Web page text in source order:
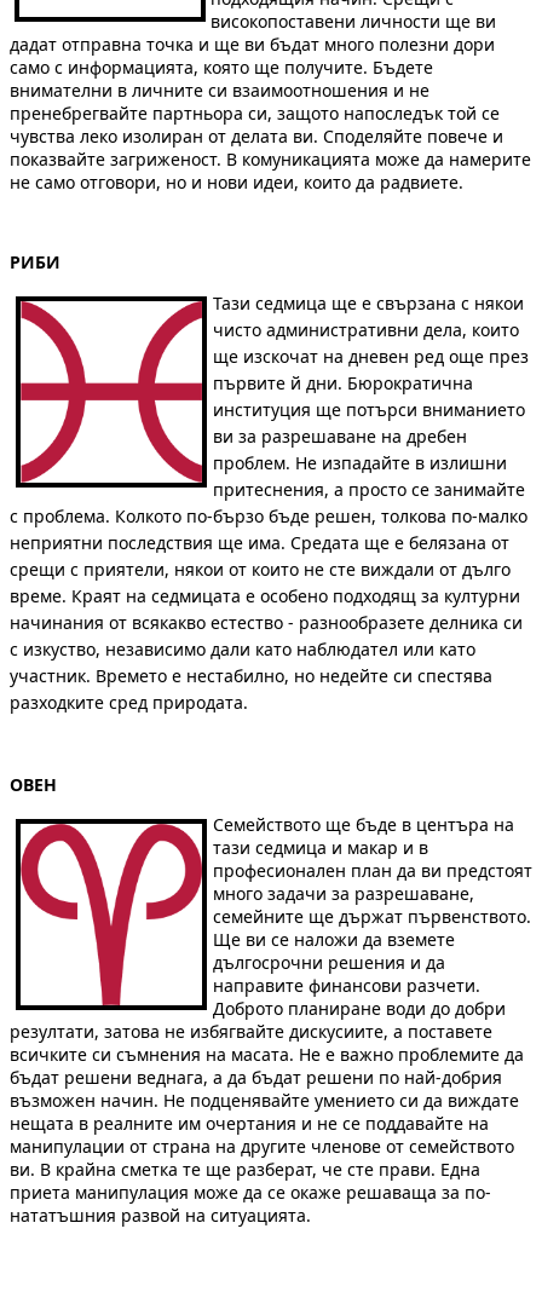
високопоставени личности ще ви
дадат отправна точка и ще ви бъдат много полезни дори
само с информацията, която ще получите. Бъдете
внимателни в личните си взаимоотношения и не
пренебрегвайте партньора си, защото напоследък той се
чувства леко изолиран от делата ви. Споделяйте повече и
показвайте загриженост. В комуникацията може да намерите
не само отговори, но и нови идеи, които да радвиете.
РИБИ
Тази седмица ще е свързана с някои
чисто административни дела, които
ще изскочат на дневен ред още през
първите й дни. Бюрократична
институция ще потърси вниманието
ви за разрешаване на дребен
проблем. Не изпадайте в излишни
притеснения, а просто се занимайте
с проблема. Колкото по-бързо бъде решен, толкова по-малко
неприятни последствия ще има. Средата ще е белязана от
срещи с приятели, някои от които не сте виждали от дълго
време. Краят на седмицата е особено подходящ за културни
начинания от всякакво естество - разнообразете делника си
с изкуство, независимо дали като наблюдател или като
участник. Времето е нестабилно, но недейте си спестява
разходките сред природата.
ОВЕН
Семейството ще бъде в центъра на
тази седмица и макар и в
професионален план да ви предстоят
много задачи за разрешаване,
семейните ще държат първенството.
Ще ви се наложи да вземете
дългосрочни решения и да
направите финансови разчети.
Доброто планиране води до добри
резултати, затова не избягвайте дискусиите, а поставете
всичките си съмнения на масата. Не е важно проблемите да
бъдат решени веднага, а да бъдат решени по най-добрия
възможен начин. Не подценявайте умението си да виждате
нещата в реалните им очертания и не се поддавайте на
манипулации от страна на другите членове от семейството
ви. В крайна сметка те ще разберат, че сте прави. Една
приета манипулация може да се окаже решаваща за по-
нататъшния развой на ситуацията.